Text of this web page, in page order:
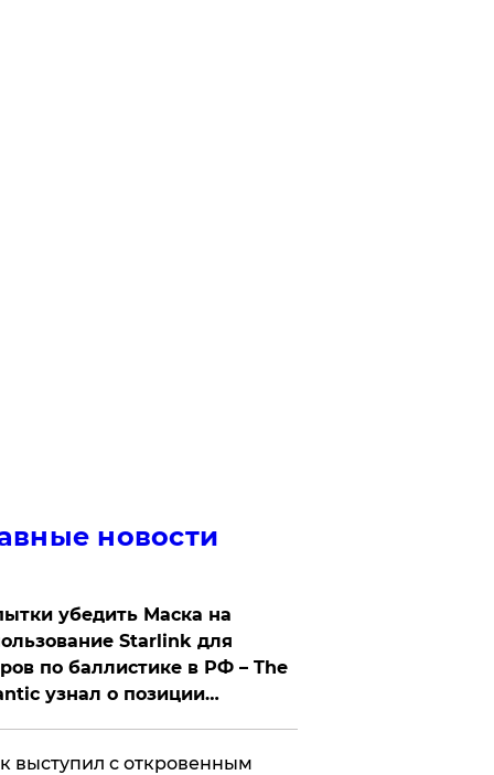
новости
убедить Маска на
Starlink для
по баллистике в РФ – The
узнал о позиции
выступил с откровенным